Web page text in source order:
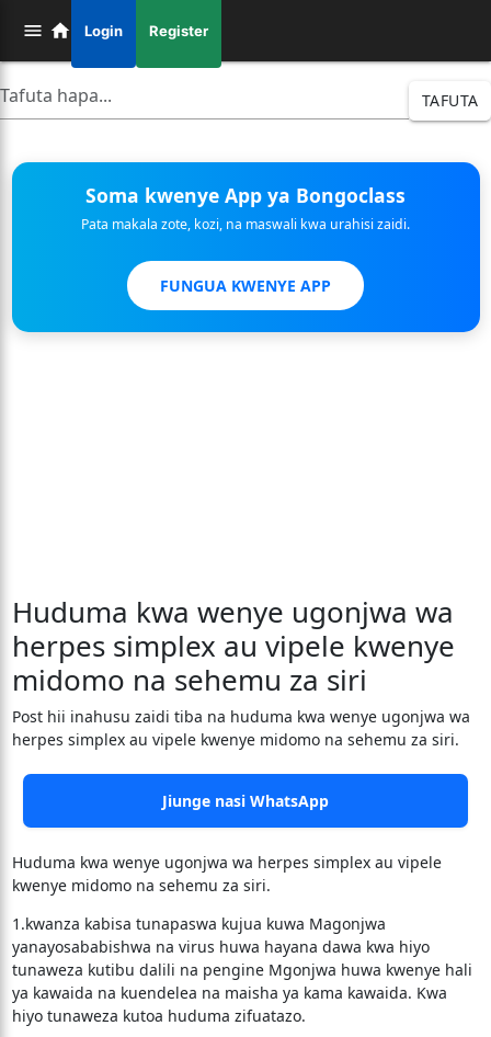
Login Register
TAFUTA
Soma kwenye App ya Bongoclass
Pata makala zote, kozi, na maswali kwa urahisi zaidi.
FUNGUA KWENYE APP
Huduma kwa wenye ugonjwa wa
herpes simplex au vipele kwenye
midomo na sehemu za siri
Post hii inahusu zaidi tiba na huduma kwa wenye ugonjwa wa
herpes simplex au vipele kwenye midomo na sehemu za siri.
Jiunge nasi WhatsApp
Huduma kwa wenye ugonjwa wa herpes simplex au vipele
kwenye midomo na sehemu za siri.
1.kwanza kabisa tunapaswa kujua kuwa Magonjwa
yanayosababishwa na virus huwa hayana dawa kwa hiyo
tunaweza kutibu dalili na pengine Mgonjwa huwa kwenye hali
ya kawaida na kuendelea na maisha ya kama kawaida. Kwa
hiyo tunaweza kutoa huduma zifuatazo.